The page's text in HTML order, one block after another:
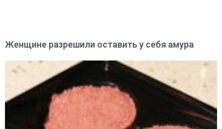
Женщине разрешили оставить у себя амура